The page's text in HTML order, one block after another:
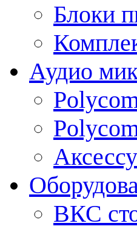
Блоки
Аудио
ВКС